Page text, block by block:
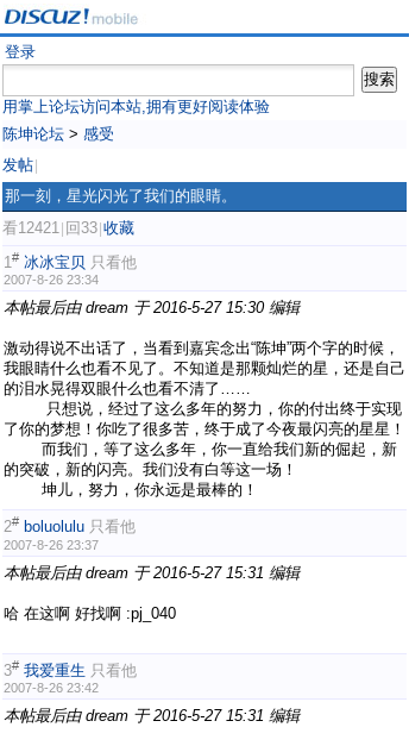
登录
用掌上论坛访问本站,拥有更好阅读体验
陈坤论坛 > 感受
发帖
那一刻，星光闪光了我们的眼睛。
看12421 回33 收藏
1# 冰冰宝贝 只看他
2007-8-26 23:34
本帖最后由 dream 于 2016-5-27 15:30 编辑
激动得说不出话了，当看到嘉宾念出“陈坤”两个字的时候，
我眼睛什么也看不见了。不知道是那颗灿烂的星，还是自己
的泪水晃得双眼什么也看不清了……
只想说，经过了这么多年的努力，你的付出终于实现
了你的梦想！你吃了很多苦，终于成了今夜最闪亮的星星！
而我们，等了这么多年，你一直给我们新的倔起，新
的突破，新的闪亮。我们没有白等这一场！
坤儿，努力，你永远是最棒的！
2# boluolulu 只看他
2007-8-26 23:37
本帖最后由 dream 于 2016-5-27 15:31 编辑
哈 在这啊 好找啊 :pj_040
3# 我爱重生 只看他
2007-8-26 23:42
本帖最后由 dream 于 2016-5-27 15:31 编辑